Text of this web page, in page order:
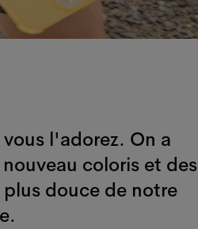
l'adorez. On a
coloris et des
douce de notre